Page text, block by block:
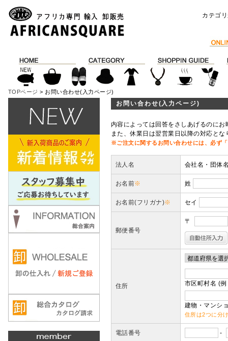
カテゴ
TOPページ > お問い合わせ(入力ページ)
お問い合わせ(入力ページ)
内容によっては回答をさしあげるのに
また、休業日は翌営業日以降の対応と
※ご注文に関するお問い合わせには、必ず
法人名 会社名・団体
お名前※ 姓
お名前(フリガナ)※ セイ
郵便番号
〒
住所 市区町村名 (
建物・マンシ
住所は2つに分
電話番号 -